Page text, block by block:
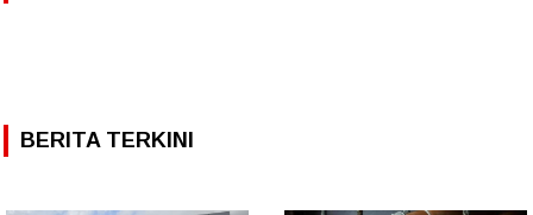
BERITA TERKINI